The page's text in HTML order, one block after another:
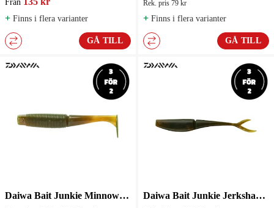
Från
+ Finns i flera varianter
GÅ TILL
Rek. pris 79 kr
+ Finns i flera varianter
GÅ TILL
Daiwa Bait Junkie Minnow 3.2" 8 cm 6-pack Daiwa Bait Junkie Jerkshad 12,4 cm